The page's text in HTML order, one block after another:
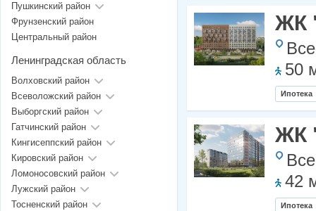
ЖК
50
Ипотека
ЖК
42
Ипотека
Пушкинский район
Фрунзенский район
Центральный район
Ленинградская область
Волховский район
Всеволожский район
Выборгский район
Гатчинский район
Кингисеппский район
Кировский район
Ломоносовский район
Лужский район
Тосненский район